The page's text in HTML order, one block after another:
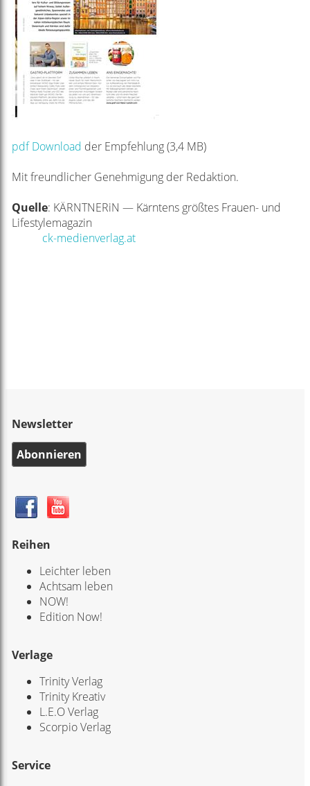
pdf Download der Empfehlung (3,4 MB)
Mit freundlicher Genehmigung der Redaktion.
Quelle: KÄRNTNERiN — Kärntens größtes Frauen- und
Lifestylemagazin
ck-medienverlag.at
Newsletter
Abonnieren
Reihen
Leichter leben
Achtsam leben
NOW!
Edition Now!
Verlage
Trinity Verlag
Trinity Kreativ
L.E.O Verlag
Scorpio Verlag
Service